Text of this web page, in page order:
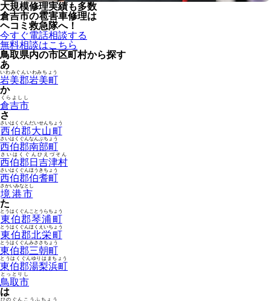
大規模修理実績も多数
倉吉市の雹害車修理は
ヘコミ救急隊へ！
今すぐ電話相談する
無料相談はこちら
鳥取県内の市区町村から探す
あ
岩美郡岩美町
いわみぐんいわみちょう
か
倉吉市
くらよしし
さ
西伯郡大山町
さいはくぐんだいせんちょう
西伯郡南部町
さいはくぐんなんぶちょう
西伯郡日吉津村
さいはくぐんひえづそん
西伯郡伯耆町
さいはくぐんほうきちょう
境港市
さかいみなとし
た
東伯郡琴浦町
とうはくぐんことうらちょう
東伯郡北栄町
とうはくぐんほくえいちょう
東伯郡三朝町
とうはくぐんみささちょう
東伯郡湯梨浜町
とうはくぐんゆりはまちょう
鳥取市
とっとりし
は
ひのぐんこうふちょう